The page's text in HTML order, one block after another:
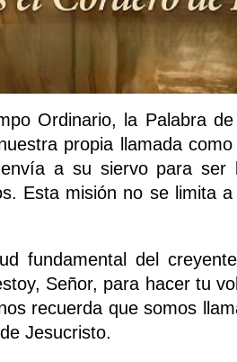
Ordinario, la Palabra
propia llamada
a su siervo para
Esta misión no se limita
fundamental del
Señor, para hacer tu
recuerda que somos
Jesucristo.